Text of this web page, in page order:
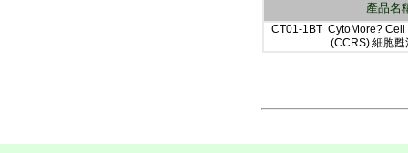
產品名
CT01-1BT CytoMore?
(CCRS) 細胞甦